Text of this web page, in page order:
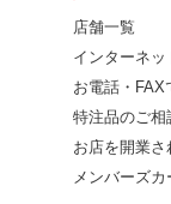
店舗一覧
インターネ
お電話・FAX
特注品のご相
お店を開業さ
メンバーズカ